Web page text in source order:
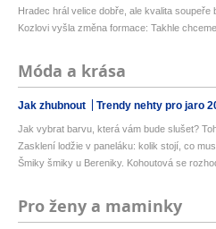
Hradec hrál velice dobře, ale kvalita soupeře
Kozlovi vyšla změna formace: Takhle
Móda a krása
Jak zhubnout Trendy nehty pro jaro
Jak vybrat barvu, která vám bude slušet?
Zasklení lodžie v paneláku: kolik stojí, co
Šmiky šmiky u Bereniky. Kohoutová se
Pro ženy a maminky